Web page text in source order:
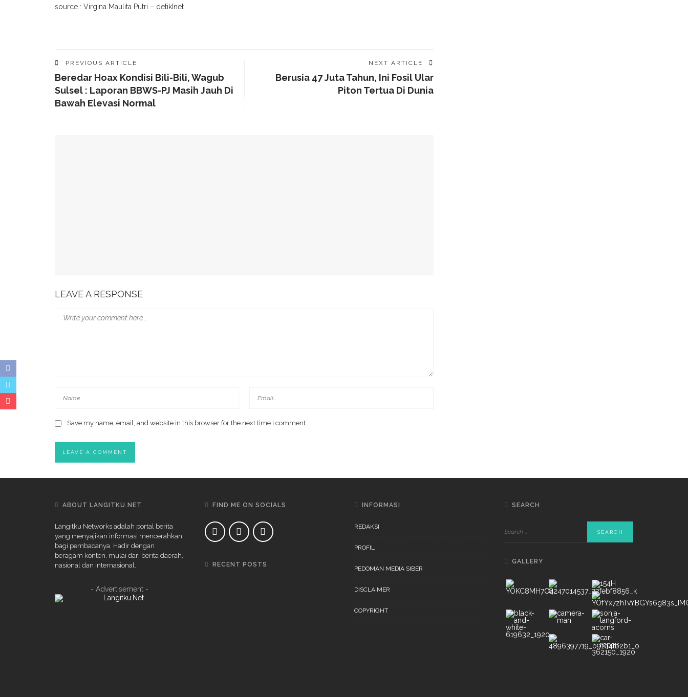
source : Virgina Maulita Putri – detikInet
PREVIOUS ARTICLE
Beredar Hoax Kondisi Bili-Bili, Wagub
Sulsel : Laporan BBWS-PJ Masih Jauh Di
Bawah Elevasi Normal
NEXT ARTICLE
Berusia 47 Juta Tahun, Ini Fosil Ular
Piton Tertua Di Dunia
LEAVE A RESPONSE
Save my name, email, and website in this browser for the next time I comment.
ABOUT LANGITKU.NET
Langitku Networks adalah portal berita
yang menyajikan informasi mencerahkan
bagi pembacanya. Hadir dengan
beragam konten, mulai dari berita daerah,
nasional dan internasional.
- Advertisement -
FIND ME ON SOCIALS
RECENT POSTS
INFORMASI
REDAKSI
PROFIL
PEDOMAN MEDIA SIBER
DISCLAIMER
COPYRIGHT
SEARCH
GALLERY